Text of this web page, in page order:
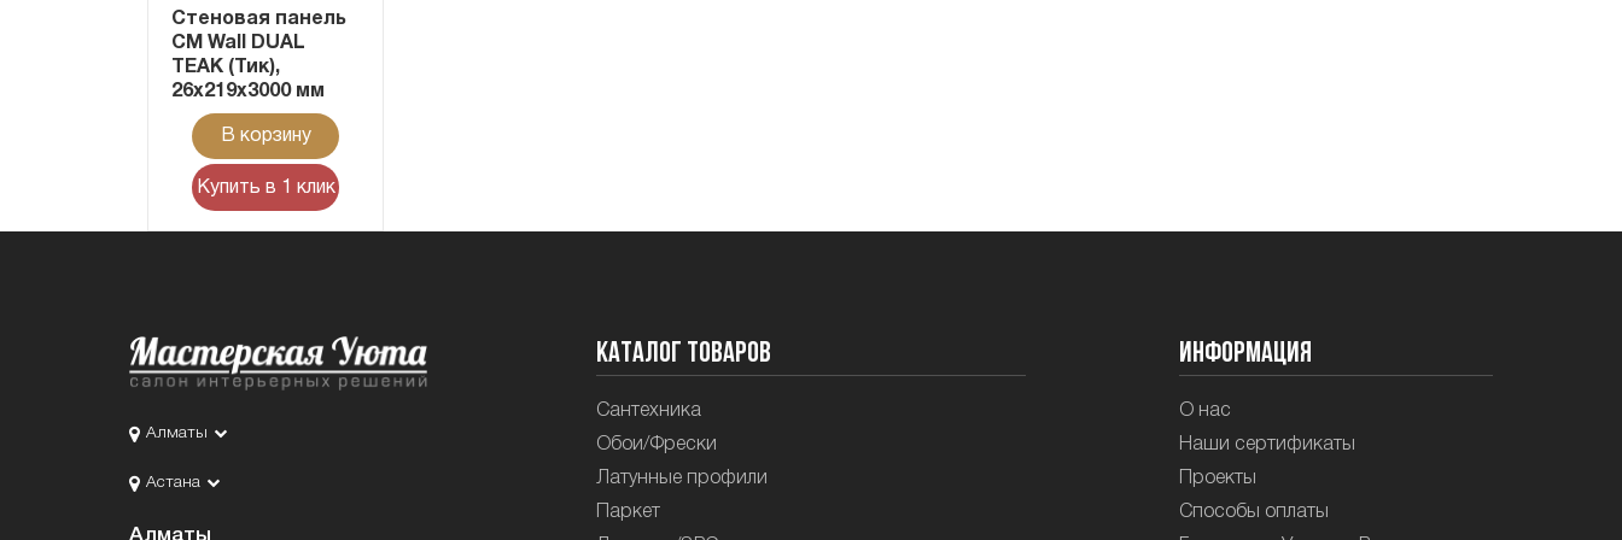
Стеновая панель
CM Wall DUAL
TEAK (Тик),
26x219x3000 мм
В корзину
Купить в 1 клик
Алматы
Астана
Алматы
Каталог товаров
Сантехника
Обои/Фрески
Латунные профили
Паркет
Информация
О нас
Наши сертификаты
Проекты
Способы оплаты